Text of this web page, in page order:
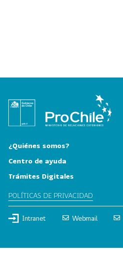
¿Quiénes somos?
Centro de ayuda
Trámites Digitales
POLÍTICAS DE PRIVACIDAD
Intranet Webmail